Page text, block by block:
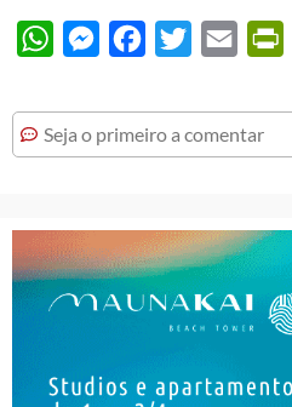
WhatsAppMessengerFacebook
Twitter Email
Seja o primeiro a comentar